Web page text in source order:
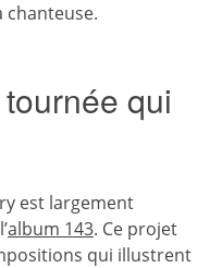
qui
est largement
album 143. Ce projet
qui illustrent